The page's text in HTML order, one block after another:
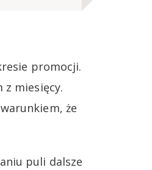
promocji.
z miesięcy.
że
puli dalsze